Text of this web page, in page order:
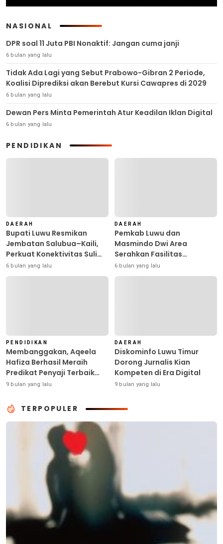
NASIONAL
DPR soal 11 Juta PBI Nonaktif: Jangan cuma janji
6 bulan yang lalu
Tidak Ada Lagi yang Sebut Prabowo-Gibran 2 Periode,
Koalisi Diprediksi akan Berebut Kursi Cawapres di 2029
6 bulan yang lalu
Dewan Pers Minta Pemerintah Atur Keadilan Iklan Digital
6 bulan yang lalu
PENDIDIKAN
DAERAH
Bupati Luwu Resmikan
Jembatan Salubua–Kaili,
Perkuat Konektivitas Suli
Barat
6 bulan yang lalu
DAERAH
Pemkab Luwu dan
Masmindo Dwi Area
Serahkan Fasilitas
Pengolahan Nilam: Perkuat
Usaha dan Peluang Kerja
6 bulan yang lalu
PENDIDIKAN
Membanggakan, Aqeela
Hafiza Berhasil Meraih
Predikat Penyaji Terbaik
pada Bina Talenta
9 bulan yang lalu
DAERAH
Diskominfo Luwu Timur
Dorong Jurnalis Kian
Kompeten di Era Digital
9 bulan yang lalu
TERPOPULER